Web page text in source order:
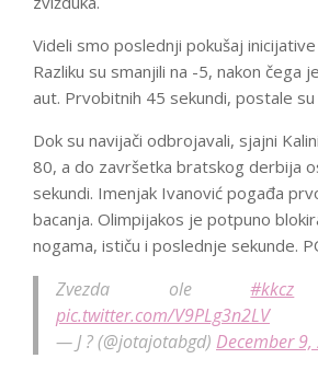
Videli smo poslednji pokušaj
Razliku su smanjili na -5, nakon čega
aut. Prvobitnih 45 sekundi, postale
Dok su navijači odbrojavali, sjajni
80, a do završetka bratskog derbija
sekundi. Imenjak Ivanović pogađa
bacanja. Olimpijakos je potpuno
nogama, ističu i poslednje sekunde.
Zvezda ole#kkcz
pic.twitter.com/V9PLg3n2LV
— J ? (@jotajotabgd) December 9,